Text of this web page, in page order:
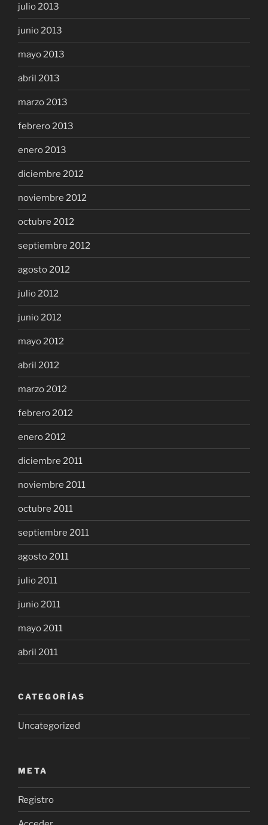
julio 2013
junio 2013
mayo 2013
abril 2013
marzo 2013
febrero 2013
enero 2013
diciembre 2012
noviembre 2012
octubre 2012
septiembre 2012
agosto 2012
julio 2012
junio 2012
mayo 2012
abril 2012
marzo 2012
febrero 2012
enero 2012
diciembre 2011
noviembre 2011
octubre 2011
septiembre 2011
agosto 2011
julio 2011
junio 2011
mayo 2011
abril 2011
CATEGORÍAS
Uncategorized
META
Registro